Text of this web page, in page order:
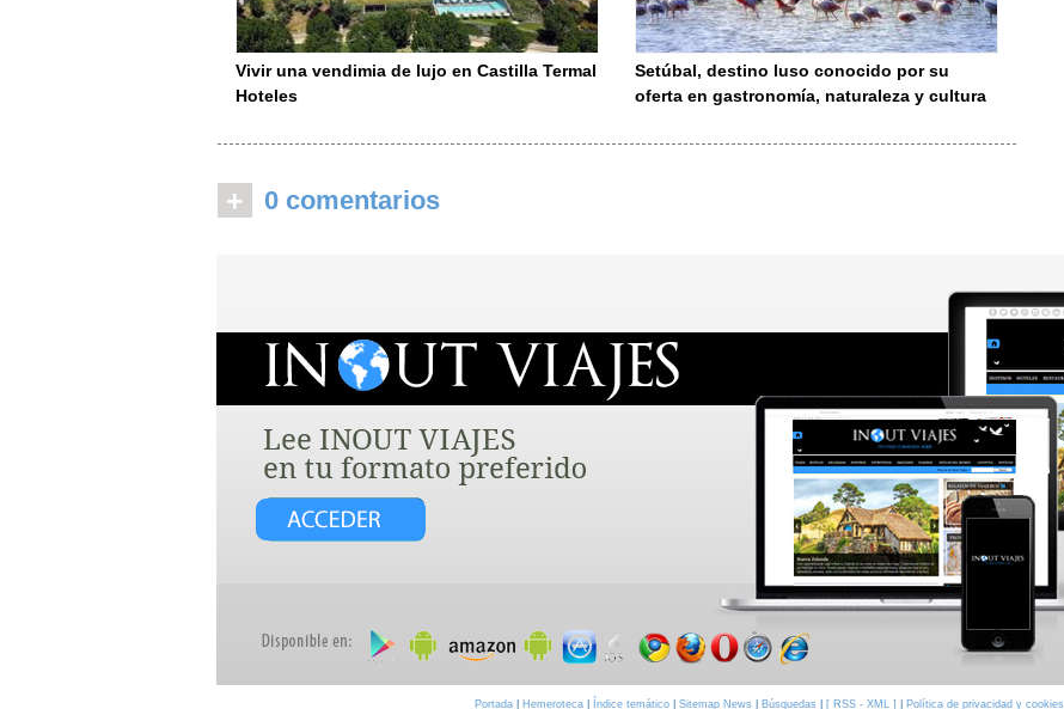
Vivir una vendimia de lujo en Castilla Termal
Hoteles
Setúbal, destino luso conocido por su
oferta en gastronomía, naturaleza y cultura
+ 0 comentarios
Portada Hemeroteca Índice temático Sitemap News Búsquedas [ RSS - XML ] Política de privacidad y cookies